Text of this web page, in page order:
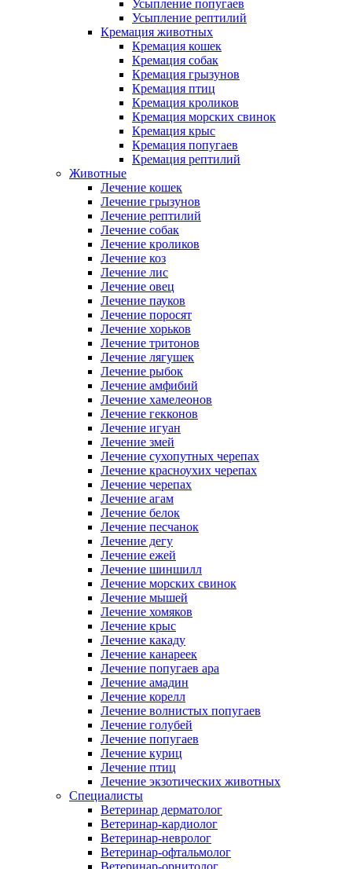
Усыпление попугаев
Усыпление рептилий
Кремация животных
Кремация кошек
Кремация собак
Кремация грызунов
Кремация птиц
Кремация кроликов
Кремация морских свинок
Кремация крыс
Кремация попугаев
Кремация рептилий
Животные
Лечение кошек
Лечение грызунов
Лечение рептилий
Лечение собак
Лечение кроликов
Лечение коз
Лечение лис
Лечение овец
Лечение пауков
Лечение поросят
Лечение хорьков
Лечение тритонов
Лечение лягушек
Лечение рыбок
Лечение амфибий
Лечение хамелеонов
Лечение гекконов
Лечение игуан
Лечение змей
Лечение сухопутных черепах
Лечение красноухих черепах
Лечение черепах
Лечение агам
Лечение белок
Лечение песчанок
Лечение дегу
Лечение ежей
Лечение шиншилл
Лечение морских свинок
Лечение мышей
Лечение хомяков
Лечение крыс
Лечение какаду
Лечение канареек
Лечение попугаев ара
Лечение амадин
Лечение корелл
Лечение волнистых попугаев
Лечение голубей
Лечение попугаев
Лечение куриц
Лечение птиц
Лечение экзотических животных
Специалисты
Ветеринар дерматолог
Ветеринар-кардиолог
Ветеринар-невролог
Ветеринар-офтальмолог
Ветеринар-орнитолог